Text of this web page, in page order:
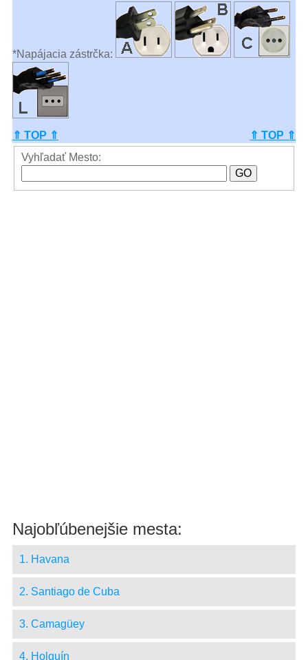
*Napájacia zástrčka:
⇑ TOP ⇑
⇑ TOP ⇑
Vyhľadať Mesto:
Najobľúbenejšie mesta:
1. Havana
2. Santiago de Cuba
3. Camagüey
4. Holguín